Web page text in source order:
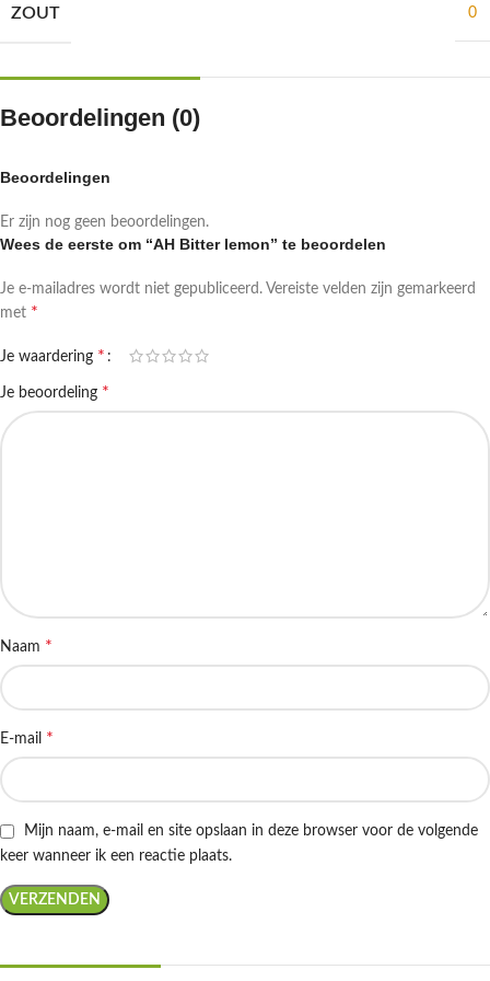
ZOUT 0
Beoordelingen (0)
Beoordelingen
Er zijn nog geen beoordelingen.
Wees de eerste om “AH Bitter lemon” te beoordelen
Je e-mailadres wordt niet gepubliceerd. Vereiste velden zijn gemarkeerd
met *
Je waardering *
Je beoordeling *
Naam *
E-mail *
Mijn naam, e-mail en site opslaan in deze browser voor de volgende
keer wanneer ik een reactie plaats.